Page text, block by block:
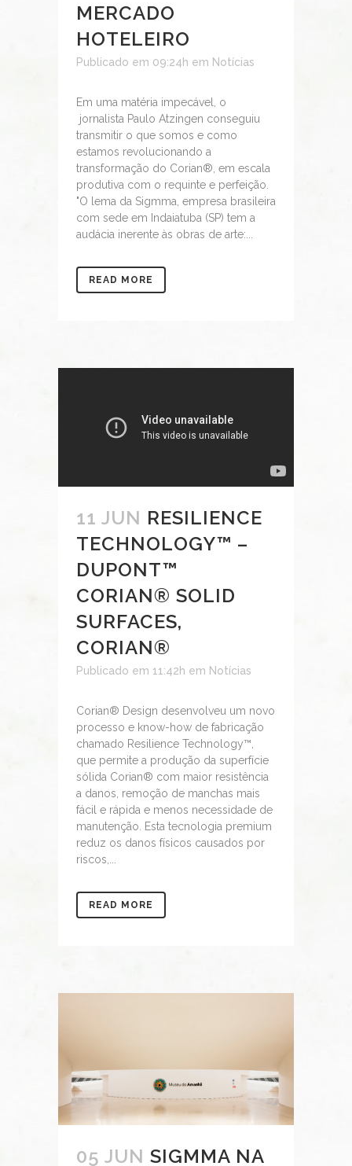
MERCADO
HOTELEIRO
Publicado em 09:24h em Notícias
Em uma matéria impecável, o
jornalista Paulo Atzingen conseguiu
transmitir o que somos e como
estamos revolucionando a
transformação do Corian®, em escala
produtiva com o requinte e perfeição.
"O lema da Sigmma, empresa brasileira
com sede em Indaiatuba (SP) tem a
audácia inerente às obras de arte:...
READ MORE
11 JUN RESILIENCE
TECHNOLOGY™ –
DUPONT™
CORIAN® SOLID
SURFACES,
CORIAN®
Publicado em 11:42h em Notícias
Corian® Design desenvolveu um novo
processo e know-how de fabricação
chamado Resilience Technology™,
que permite a produção da superfície
sólida Corian® com maior resistência
a danos, remoção de manchas mais
fácil e rápida e menos necessidade de
manutenção. Esta tecnologia premium
reduz os danos físicos causados por
riscos,...
READ MORE
05 JUN SIGMMA NA